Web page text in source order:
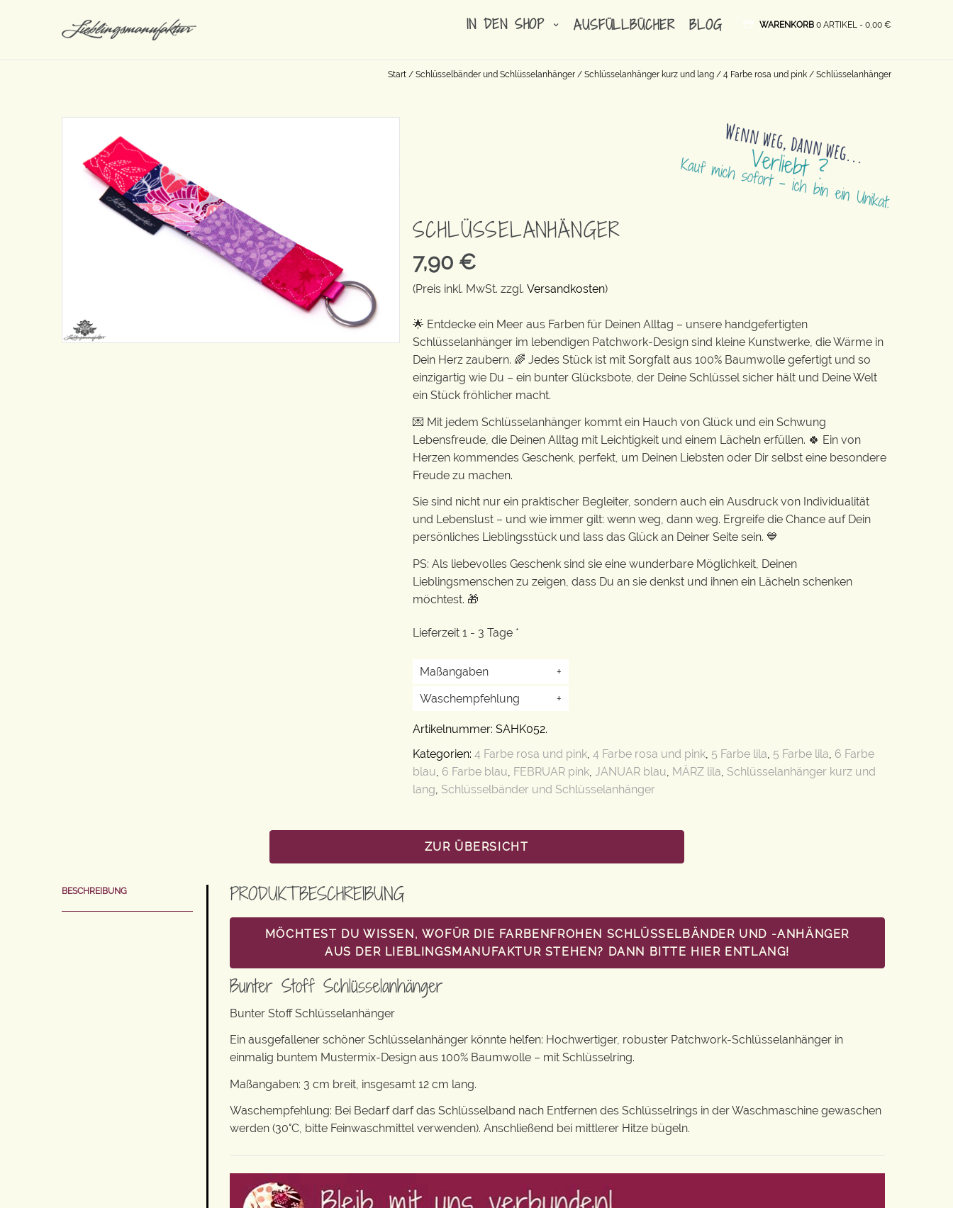
IN DEN SHOP AUSFÜLLBÜCHER BLOG WARENKORB 0 ARTIKEL - 0,00 €
Start / Schlüsselbänder und Schlüsselanhänger / Schlüsselanhänger kurz und lang / 4 Farbe rosa und pink / Schlüsselanhänger
SCHLÜSSELANHÄNGER
7,90 €
(Preis inkl. MwSt. zzgl. Versandkosten)
🌟 Entdecke ein Meer aus Farben für Deinen Alltag – unsere handgefertigten
Schlüsselanhänger im lebendigen Patchwork-Design sind kleine Kunstwerke, die Wärme in
Dein Herz zaubern. 🌈 Jedes Stück ist mit Sorgfalt aus 100% Baumwolle gefertigt und so
einzigartig wie Du – ein bunter Glücksbote, der Deine Schlüssel sicher hält und Deine Welt
ein Stück fröhlicher macht.
💌 Mit jedem Schlüsselanhänger kommt ein Hauch von Glück und ein Schwung
Lebensfreude, die Deinen Alltag mit Leichtigkeit und einem Lächeln erfüllen. 🍀 Ein von
Herzen kommendes Geschenk, perfekt, um Deinen Liebsten oder Dir selbst eine besondere
Freude zu machen.
Sie sind nicht nur ein praktischer Begleiter, sondern auch ein Ausdruck von Individualität
und Lebenslust – und wie immer gilt: wenn weg, dann weg. Ergreife die Chance auf Dein
persönliches Lieblingsstück und lass das Glück an Deiner Seite sein. 💙
PS: Als liebevolles Geschenk sind sie eine wunderbare Möglichkeit, Deinen
Lieblingsmenschen zu zeigen, dass Du an sie denkst und ihnen ein Lächeln schenken
möchtest. 🎁
Lieferzeit 1 - 3 Tage *
Maßangaben
+
Waschempfehlung
+
Artikelnummer: SAHK052.
Kategorien: 4 Farbe rosa und pink 4 Farbe rosa und pink 5 Farbe lila 5 Farbe lila 6 Farbe
blau 6 Farbe blau FEBRUAR pink JANUAR blau MÄRZ lila Schlüsselanhänger kurz und
lang Schlüsselbänder und Schlüsselanhänger
ZUR ÜBERSICHT
BESCHREIBUNG PRODUKTBESCHREIBUNG
MÖCHTEST DU WISSEN, WOFÜR DIE FARBENFROHEN SCHLÜSSELBÄNDER UND -ANHÄNGER
AUS DER LIEBLINGSMANUFAKTUR STEHEN? DANN BITTE HIER ENTLANG!
Bunter Stoff Schlüsselanhänger
Bunter Stoff Schlüsselanhänger
Ein ausgefallener schöner Schlüsselanhänger könnte helfen: Hochwertiger, robuster Patchwork-Schlüsselanhänger in
einmalig buntem Mustermix-Design aus 100% Baumwolle – mit Schlüsselring.
Maßangaben: 3 cm breit, insgesamt 12 cm lang.
Waschempfehlung: Bei Bedarf darf das Schlüsselband nach Entfernen des Schlüsselrings in der Waschmaschine gewaschen
werden (30°C, bitte Feinwaschmittel verwenden). Anschließend bei mittlerer Hitze bügeln.